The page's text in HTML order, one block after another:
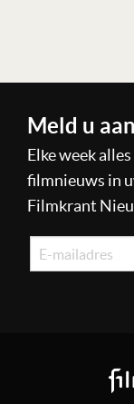
Meld u
Elke week
filmnieuws in
Filmkrant